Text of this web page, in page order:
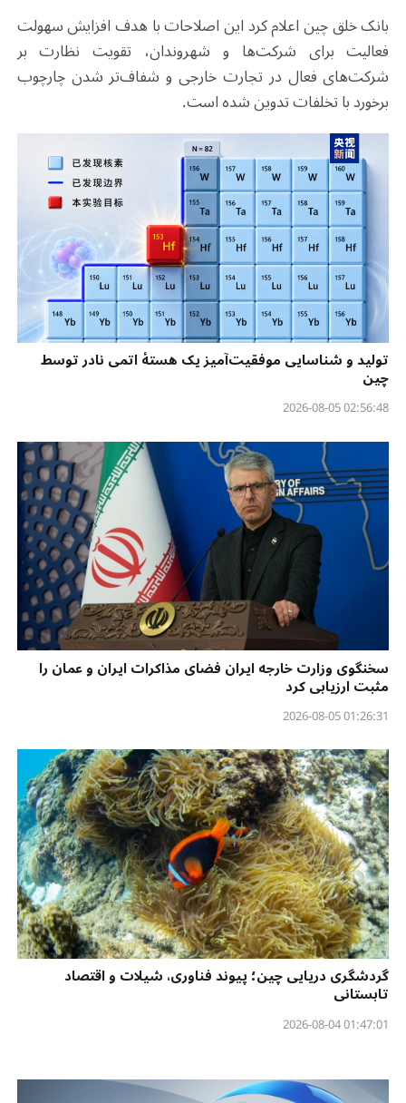
بانک خلق چین اعلام کرد این اصلاحات با هدف افزایش سهولت
فعالیت برای شرکت‌ها و شهروندان، تقویت نظارت بر
شرکت‌های فعال در تجارت خارجی و شفاف‌تر شدن چارچوب
برخورد با تخلفات تدوین شده است.
تولید و شناسایی موفقیت‌آمیز یک هستهٔ اتمی نادر توسط
چین
02:56:48 2026-08-05
سخنگوی وزارت خارجه ایران فضای مذاکرات ایران و عمان را
مثبت ارزیابی کرد
01:26:31 2026-08-05
گردشگری دریایی چین؛ پیوند فناوری، شیلات و اقتصاد
تابستانی
01:47:01 2026-08-04